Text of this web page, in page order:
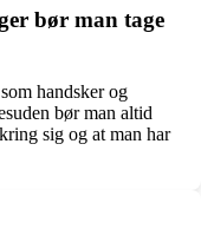
bør man tage
handsker og
bør man altid
sig og at man har